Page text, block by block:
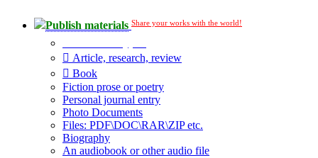
Publish materials Share your works with the world!
Article, research, review
Book
Fiction prose or poetry
Personal journal entry
Photo Documents
Files: PDF\DOC\RAR\ZIP etc.
Biography
An audiobook or other audio file